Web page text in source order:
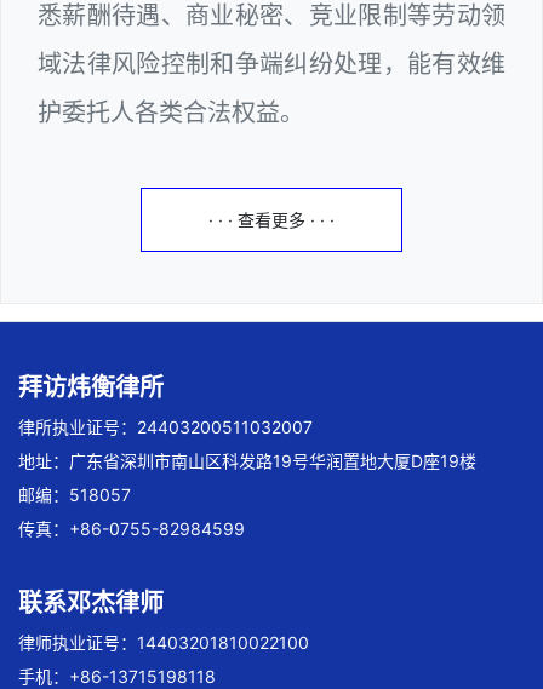
悉薪酬待遇、商业秘密、竞业限制等劳动领
域法律风险控制和争端纠纷处理，能有效维
护委托人各类合法权益。
· · · 查看更多 · · ·
拜访炜衡律所
律所执业证号：24403200511032007
地址：广东省深圳市南山区科发路19号华润置地大厦D座19楼
邮编：518057
传真：+86-0755-82984599
联系邓杰律师
律师执业证号：14403201810022100
手机：+86-13715198118